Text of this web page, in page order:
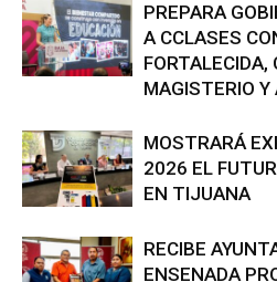
PREPARA
A CCLASES
FORTALECIDA,
MAGISTERIO Y
MOSTRARÁ
2026 EL
EN TIJUANA
RECIBE
ENSENADA